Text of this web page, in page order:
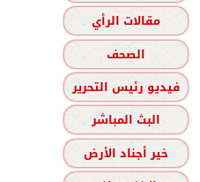
مقالات الرأي
الصحف
فيديو رئيس التحرير
البث المباشر
خير أجناد الأرض